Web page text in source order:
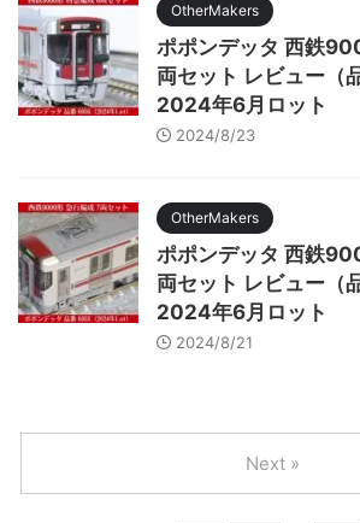
OtherMakers
ポポンデッタ 西鉄
両セット レビュー（
2024年6月ロット
2024/8/23
OtherMakers
ポポンデッタ 西鉄
両セット レビュー（
2024年6月ロット
2024/8/21
Next »